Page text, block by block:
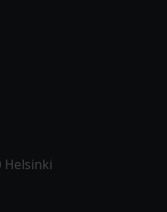
Helsinki